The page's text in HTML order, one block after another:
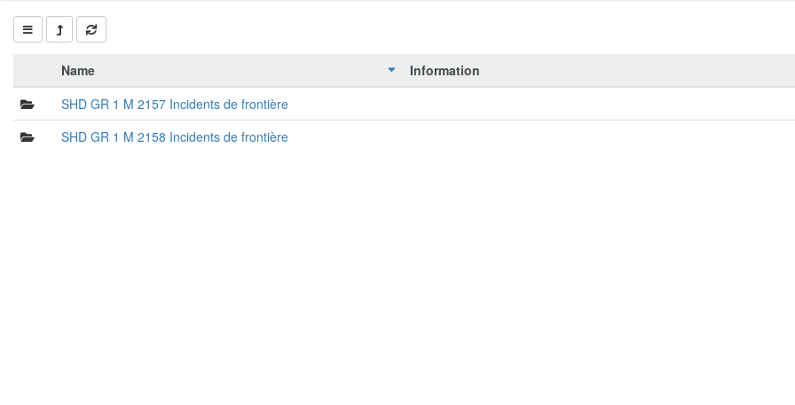
Name Information
SHD GR 1 M 2157 Incidents de frontière
SHD GR 1 M 2158 Incidents de frontière